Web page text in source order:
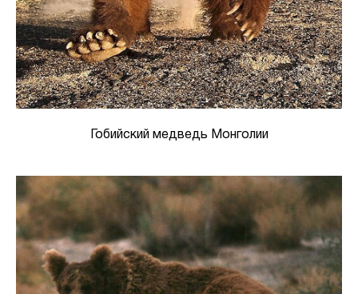
Гобийский медведь Монголии